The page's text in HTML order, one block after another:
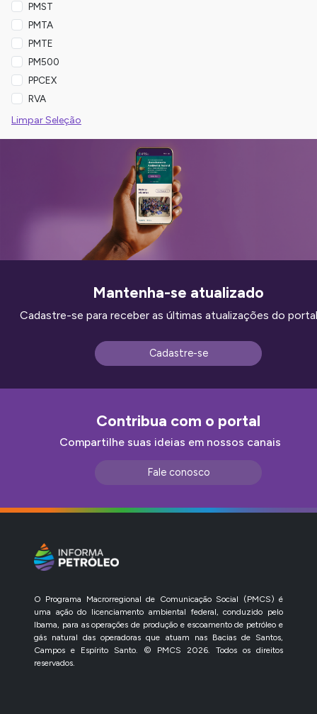
PMST
PMTA
PMTE
PM500
PPCEX
RVA
Limpar Seleção
Mantenha-se atualizado
Cadastre-se para receber as últimas atualizações do
Cadastre-se
Contribua com o portal
Compartilhe suas ideias em nossos canais
Fale conosco
O Programa Macrorregional de Comunicação Social (PMCS) é
uma ação do licenciamento ambiental federal, conduzido pelo
Ibama, para as operações de produção e escoamento de petróleo e
gás natural das operadoras que atuam nas Bacias de Santos,
Campos e Espírito Santo. © PMCS 2026. Todos os direitos
reservados.